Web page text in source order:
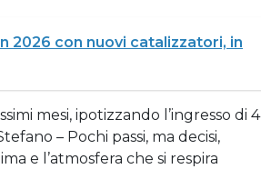
2026 con nuovi catalizzatori, in
mesi, ipotizzando l’ingresso di 4
– Pochi passi, ma decisi,
e l’atmosfera che si respira